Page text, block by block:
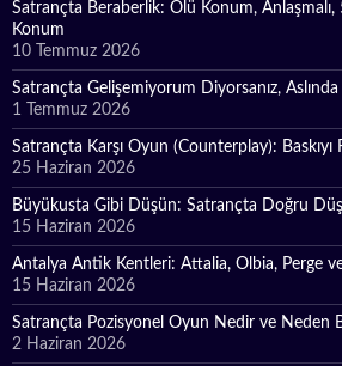
Satrançta Beraberlik: Ölü Konum, Anlaşmalı,
Konum
10 Temmuz 2026
Satrançta Gelişemiyorum Diyorsanız,
1 Temmuz 2026
Satrançta Karşı Oyun (Counterplay): Baskıyı
25 Haziran 2026
Büyükusta Gibi Düşün: Satrançta Doğru
15 Haziran 2026
Antalya Antik Kentleri: Attalia, Olbia, Perge ve
15 Haziran 2026
Satrançta Pozisyonel Oyun Nedir ve Neden
2 Haziran 2026